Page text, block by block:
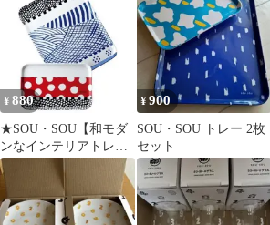
¥ 880
★SOU・SOU【和モダ
ンなインテリアトレー2
枚セット】未開封発送
¥900
SOU・SOU トレー 2枚
セット